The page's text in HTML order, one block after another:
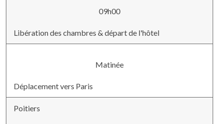
09h00
Libération des chambres & départ de l'hôtel
Matinée
Déplacement vers Paris
Poitiers